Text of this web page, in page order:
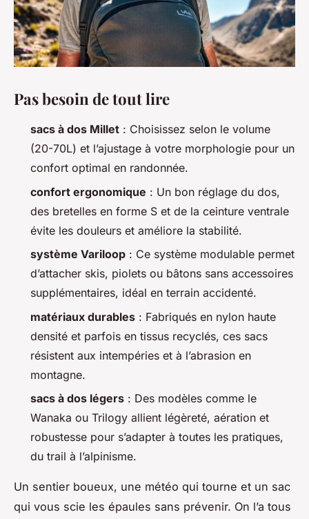
Pas besoin de tout lire
sacs à dos Millet : Choisissez selon le volume
(20-70L) et l’ajustage à votre morphologie pour un
confort optimal en randonnée.
confort ergonomique : Un bon réglage du dos,
des bretelles en forme S et de la ceinture ventrale
évite les douleurs et améliore la stabilité.
système Variloop : Ce système modulable permet
d’attacher skis, piolets ou bâtons sans accessoires
supplémentaires, idéal en terrain accidenté.
matériaux durables : Fabriqués en nylon haute
densité et parfois en tissus recyclés, ces sacs
résistent aux intempéries et à l’abrasion en
montagne.
sacs à dos légers : Des modèles comme le
Wanaka ou Trilogy allient légèreté, aération et
robustesse pour s’adapter à toutes les pratiques,
du trail à l’alpinisme.
Un sentier boueux, une météo qui tourne et un sac
qui vous scie les épaules sans prévenir. On l’a tous